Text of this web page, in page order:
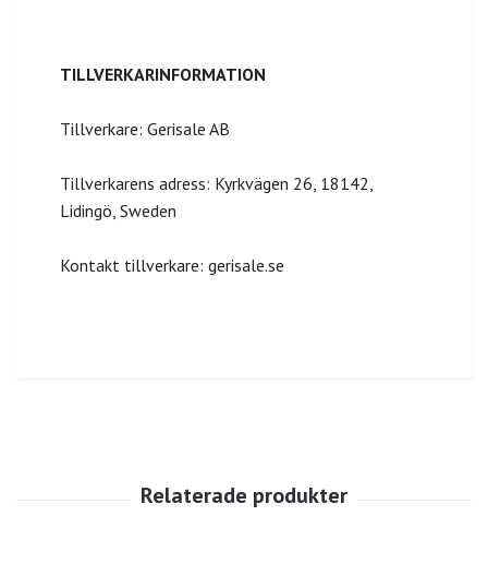
TILLVERKARINFORMATION
Tillverkare: Gerisale AB
Tillverkarens adress: Kyrkvägen 26, 18142,
Lidingö, Sweden
Kontakt tillverkare: gerisale.se